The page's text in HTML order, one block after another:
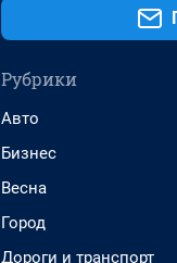
Рубрики
Авто
Бизнес
Весна
Город
Дороги и транспорт